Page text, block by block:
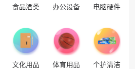
食品酒类 办公设备 电脑硬件
文化用品 体育用品 个护清洁